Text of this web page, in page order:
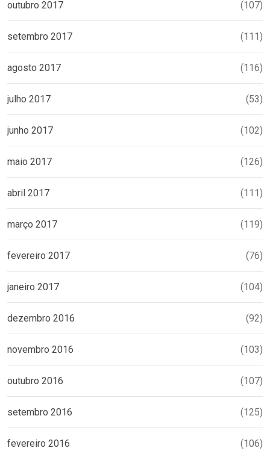
outubro 2017 (107)
setembro 2017 (111)
agosto 2017 (116)
julho 2017 (53)
junho 2017 (102)
maio 2017 (126)
abril 2017 (111)
março 2017 (119)
fevereiro 2017 (76)
janeiro 2017 (104)
dezembro 2016 (92)
novembro 2016 (103)
outubro 2016 (107)
setembro 2016 (125)
fevereiro 2016 (106)